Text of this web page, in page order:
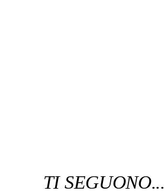
TI SEGUONO...